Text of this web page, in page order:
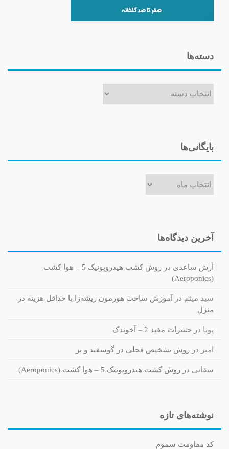
دسته‌ها
بایگانی‌ها
آخرین دیدگاه‌ها
آرش ساعدی در
روش کشت هیدروپونیک 5 – هوا کشت
(Aeroponics)
سید میثم در
آموزش ساخت هورمون ریشه‌زا با حداقل هزینه در
منزل
پویا در حشرات مفید 2 – آخوندک
امیر در روش تشخیص فحلی در گوسفند و بز
سقایی در روش کشت هیدروپونیک 5 – هوا کشت (Aeroponics)
نوشته‌های تازه
کد مقاومت سموم